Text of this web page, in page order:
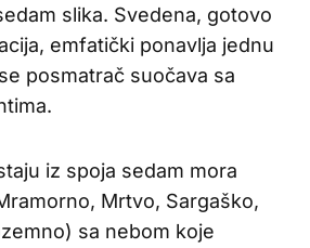
slika. Svedena, gotovo
emfatički ponavlja jednu
posmatrač suočava sa
iz spoja sedam mora
Mrtvo, Sargaško,
sa nebom koje